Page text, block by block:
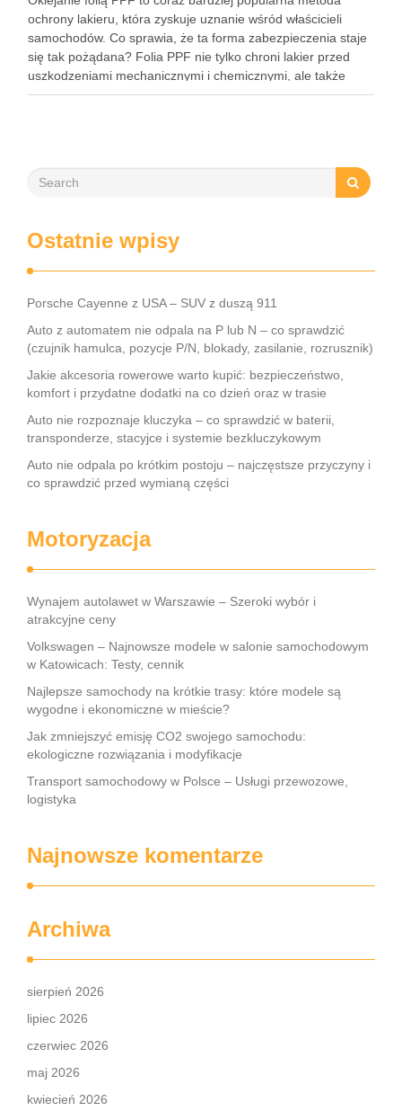
ochrony lakieru, która zyskuje uznanie wśród właścicieli
samochodów. Co sprawia, że ta forma zabezpieczenia staje
się tak pożądana? Folia PPF nie tylko chroni lakier przed
uszkodzeniami mechanicznymi i chemicznymi, ale także
zachowuje estetykę pojazdu przez wiele lat. Dzięki swoim
Ostatnie wpisy
Porsche Cayenne z USA – SUV z duszą 911
Auto z automatem nie odpala na P lub N – co sprawdzić
(czujnik hamulca, pozycje P/N, blokady, zasilanie, rozrusznik)
Jakie akcesoria rowerowe warto kupić: bezpieczeństwo,
komfort i przydatne dodatki na co dzień oraz w trasie
Auto nie rozpoznaje kluczyka – co sprawdzić w baterii,
transponderze, stacyjce i systemie bezkluczykowym
Auto nie odpala po krótkim postoju – najczęstsze przyczyny i
co sprawdzić przed wymianą części
Motoryzacja
Wynajem autolawet w Warszawie – Szeroki wybór i
atrakcyjne ceny
Volkswagen – Najnowsze modele w salonie samochodowym
w Katowicach: Testy, cennik
Najlepsze samochody na krótkie trasy: które modele są
wygodne i ekonomiczne w mieście?
Jak zmniejszyć emisję CO2 swojego samochodu:
ekologiczne rozwiązania i modyfikacje
Transport samochodowy w Polsce – Usługi przewozowe,
logistyka
Najnowsze komentarze
Archiwa
sierpień 2026
lipiec 2026
czerwiec 2026
maj 2026
kwiecień 2026